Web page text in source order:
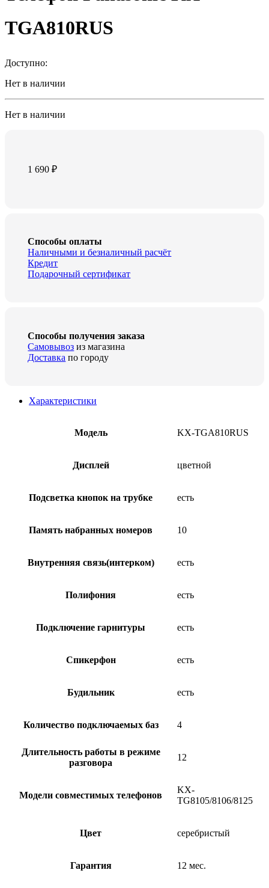
TGA810RUS
Доступно:
Нет в наличии
Нет в наличии
1 690₽
Способы оплаты
Наличными и безналичный расчёт
Кредит
Подарочный сертификат
Способы получения заказа
Самовывоз из магазина
Доставка по городу
Характеристики
Модель KX-TGA810RUS
Дисплей цветной
Подсветка кнопок на трубке есть
Память набранных номеров 10
Внутренняя связь(интерком) есть
Полифония есть
Подключение гарнитуры есть
Спикерфон есть
Будильник есть
Количество подключаемых баз 4
Длительность работы в режиме
разговора
12
Модели совместимых телефонов
KX-
TG8105/8106/8125
Цвет серебристый
Гарантия 12 мес.